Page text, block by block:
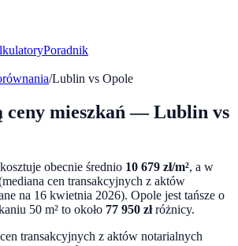
Poradnik
/Lublin vs Opole
ceny mieszkań —Lublin vs
kosztuje obecnie średnio 10 679 zł/m², a w
cen transakcyjnych z aktów
na 16 kwietnia 2026). Opole jest tańsze o
50 m² to około 77 950 złróżnicy.
transakcyjnych z aktów notarialnych